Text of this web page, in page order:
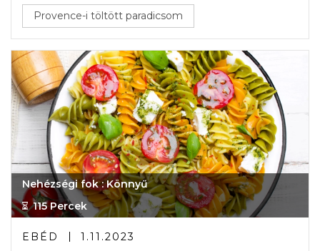
Provence-i töltött paradicsom
Nehézségi fok : Könnyű
115 Percek
EBÉD 1.11.2023